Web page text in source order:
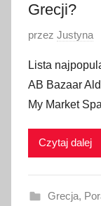
Grecji?
O
u
b
l
i
a
przez Justyna
Lista
AB Bazaar
My Market
Czytaj dalej
Grecja,